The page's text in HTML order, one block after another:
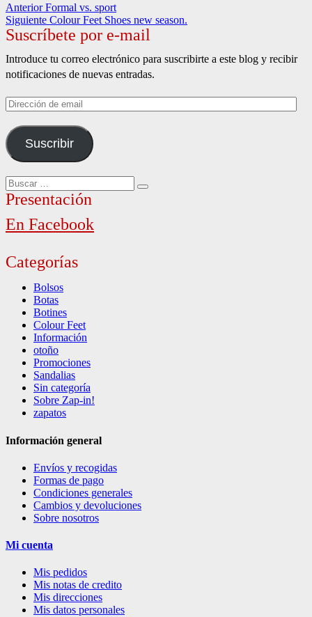
Navegación
de
Anterior Entrada
anterior:
Formal vs. sport
Siguiente Entrada
siguiente:
Colour Feet Shoes new season.
Suscríbete por e-mail
Introduce tu correo electrónico para suscribirte a este blog y recibir
notificaciones de nuevas entradas.
Dirección
email
Suscribir
Buscar
por:
Buscar
Presentación
En Facebook
Categorías
Bolsos
Botas
Botines
Colour Feet
Información
otoño
Promociones
Sandalias
Sin categoría
Sobre Zap-in!
zapatos
Información general
Envíos y recogidas
Formas de pago
Condiciones generales
Cambios y devoluciones
Sobre nosotros
Mi cuenta
Mis pedidos
Mis notas de credito
Mis direcciones
Mis datos personales